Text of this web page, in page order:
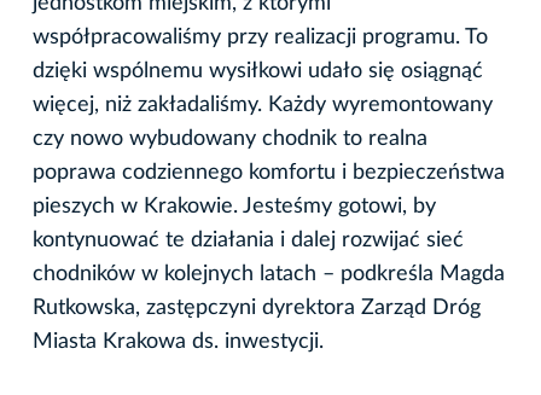
współpracowaliśmy przy realizacji programu. To
dzięki wspólnemu wysiłkowi udało się osiągnąć
więcej, niż zakładaliśmy. Każdy wyremontowany
czy nowo wybudowany chodnik to realna
poprawa codziennego komfortu i bezpieczeństwa
pieszych w Krakowie. Jesteśmy gotowi, by
kontynuować te działania i dalej rozwijać sieć
chodników w kolejnych latach – podkreśla Magda
Rutkowska, zastępczyni dyrektora Zarząd Dróg
Miasta Krakowa ds. inwestycji.